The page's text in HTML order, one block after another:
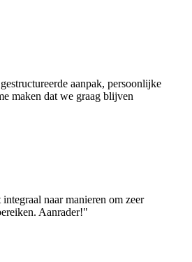
aanpak, persoonlijke
maken dat we graag blijven
naar manieren om zeer
Aanrader!"